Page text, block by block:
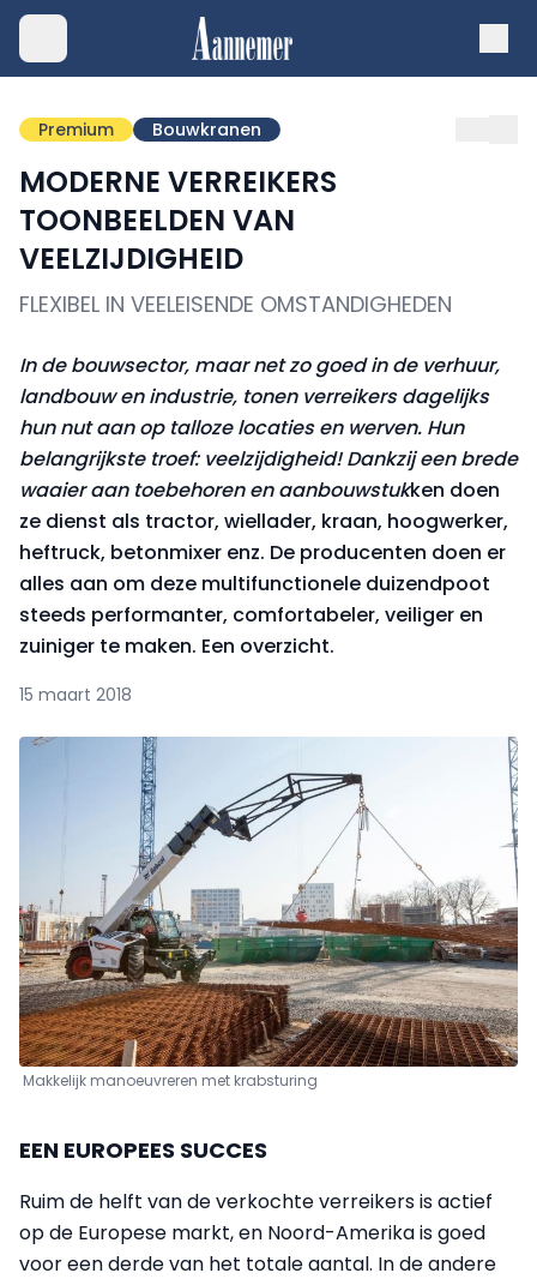
Premium Bouwkranen
MODERNE VERREIKERS
TOONBEELDEN VAN
VEELZIJDIGHEID
FLEXIBEL IN VEELEISENDE OMSTANDIGHEDEN
In de bouwsector, maar net zo goed in de verhuur,
landbouw en industrie, tonen verreikers dagelijks
hun nut aan op talloze locaties en werven. Hun
belangrijkste troef: veelzijdigheid! Dankzij een brede
waaier aan toebehoren en aanbouwstukken doen
ze dienst als tractor, wiellader, kraan, hoogwerker,
heftruck, betonmixer enz. De producenten doen er
alles aan om deze multifunctionele duizendpoot
steeds performanter, comfortabeler, veiliger en
zuiniger te maken. Een overzicht.
15 maart 2018
Makkelijk manoeuvreren met krabsturing
EEN EUROPEES SUCCES
Ruim de helft van de verkochte verreikers is actief
op de Europese markt, en Noord-Amerika is goed
voor een derde van het totale aantal. In de andere